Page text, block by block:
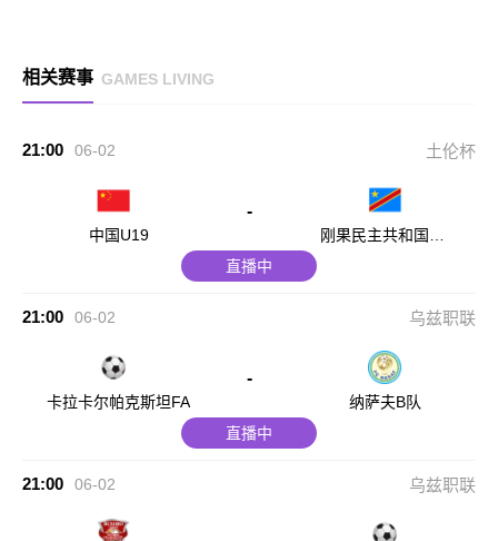
相关赛事 GAMES LIVING
21:00 06-02 土伦杯
中国U19
-
刚果民主共和国U2
直播中
21:00 06-02 乌兹职联
卡拉卡尔帕克斯坦FA
-
纳萨夫B队
直播中
21:00 06-02 乌兹职联